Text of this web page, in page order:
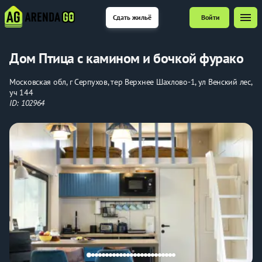
Сдать жильё Войти menu
Дом Птица с камином и бочкой фурако
Московская обл, г Серпухов, тер Верхнее Шахлово-1, ул Венский лес,
уч 144
ID: 102964